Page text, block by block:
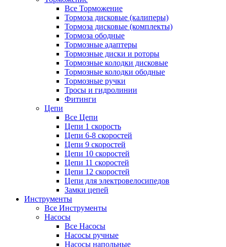
Все Торможение
Тормоза дисковые (калиперы)
Тормоза дисковые (комплекты)
Тормоза ободные
Тормозные адаптеры
Тормозные диски и роторы
Тормозные колодки дисковые
Тормозные колодки ободные
Тормозные ручки
Тросы и гидролинии
Фитинги
Цепи
Все Цепи
Цепи 1 скорость
Цепи 6-8 скоростей
Цепи 9 скоростей
Цепи 10 скоростей
Цепи 11 скоростей
Цепи 12 скоростей
Цепи для электровелосипедов
Замки цепей
Инструменты
Все Инструменты
Насосы
Все Насосы
Насосы ручные
Насосы напольные